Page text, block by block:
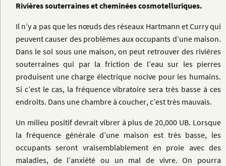
Rivières souterraines et cheminées cosmotelluriques.
Il n’y a pas que les nœuds des réseaux Hartmann et Curry qui
peuvent causer des problèmes aux occupants d’une maison.
Dans le sol sous une maison, on peut retrouver des rivières
souterraines qui par la friction de l’eau sur les pierres
produisent une charge électrique nocive pour les humains.
Si c’est le cas, la fréquence vibratoire sera très basse à ces
endroits. Dans une chambre à coucher, c’est très mauvais.
Un milieu positif devrait vibrer à plus de 20,000 UB. Lorsque
la fréquence générale d’une maison est très basse, les
occupants seront vraisemblablement en proie avec des
maladies, de l’anxiété ou un mal de vivre. On pourra